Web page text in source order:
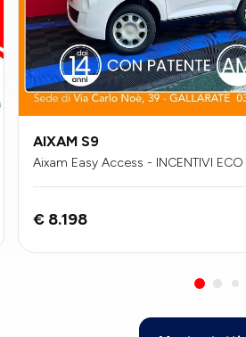
AIXAM S9
Aixam Easy Access - INCENTIVI
€ 8.198